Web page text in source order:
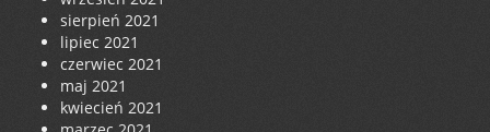
sierpień 2021
lipiec 2021
czerwiec 2021
maj 2021
kwiecień 2021